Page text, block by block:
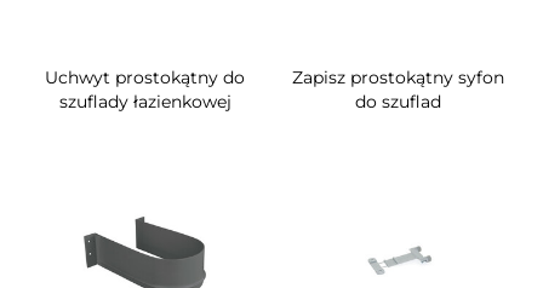
Uchwyt prostokątny do
szuflady łazienkowej
Zapisz prostokątny syfon
do szuflad